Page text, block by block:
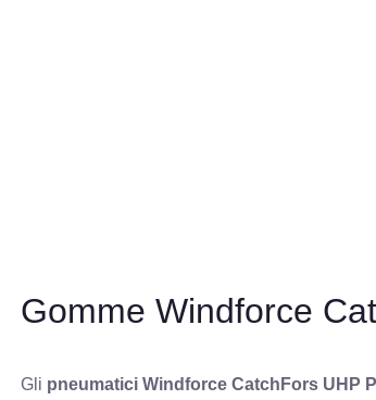
Gomme Windforce
Gli pneumatici Windforce CatchFors UHP